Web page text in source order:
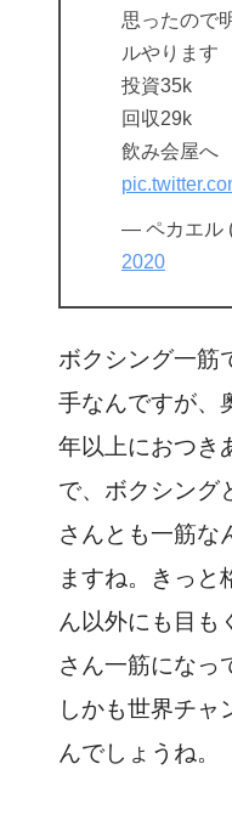
思ったので
ルやります
投資35k
回収29k
飲み会屋へ
— ペカエル
2020
ボクシング一筋
手なんですが、
年以上におつき
で、ボクシング
さんとも一筋な
ますね。きっと
ん以外にも目も
さん一筋になっ
しかも世界チャ
んでしょうね。